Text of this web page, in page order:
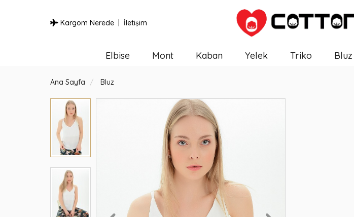
Kargom Nerede İletişim
Elbise Mont Kaban Yelek Triko Bluz
Ana Sayfa Bluz